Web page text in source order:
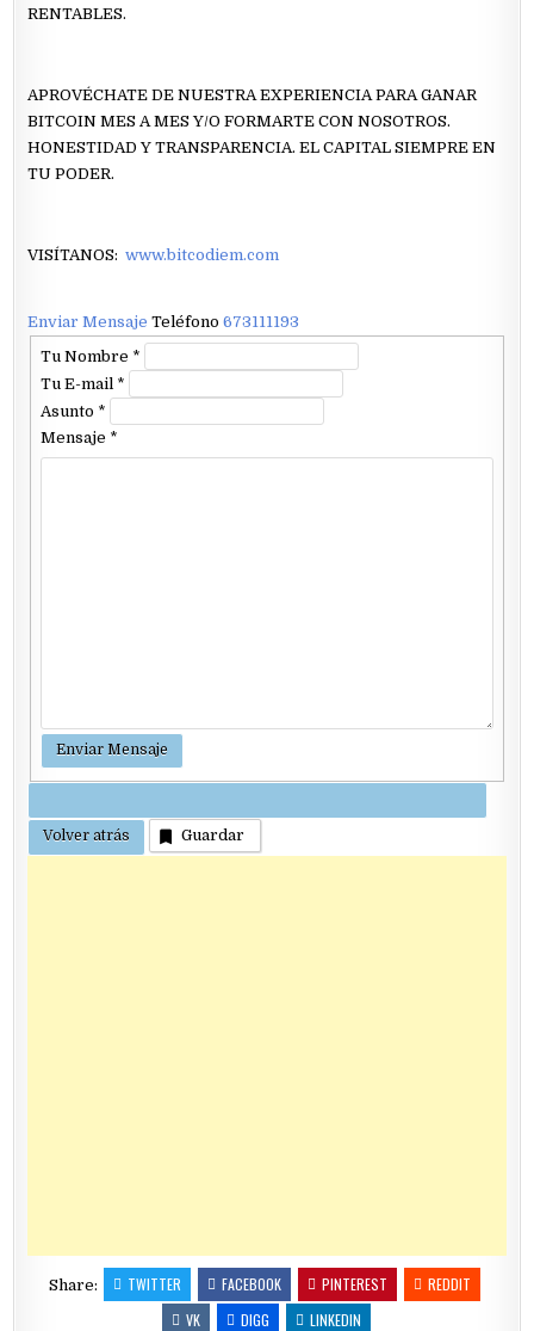
RENTABLES.
APROVÉCHATE DE NUESTRA EXPERIENCIA PARA GANAR
BITCOIN MES A MES Y/O FORMARTE CON NOSOTROS.
HONESTIDAD Y TRANSPARENCIA. EL CAPITAL SIEMPRE EN
TU PODER.
VISÍTANOS:www.bitcodiem.com
Enviar MensajeTeléfono673111193
Tu Nombre *
Tu E-mail *
Asunto *
Mensaje *
Guardar
Share: TWITTER FACEBOOK PINTEREST
REDDIT
VK
DIGG LINKEDIN